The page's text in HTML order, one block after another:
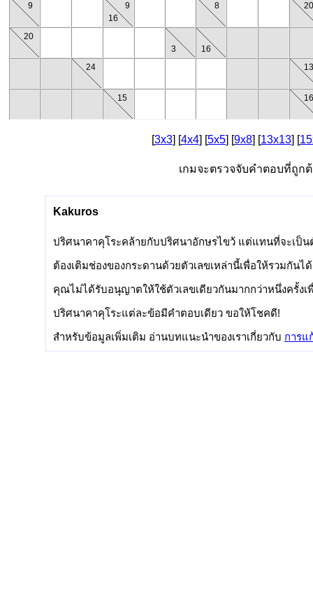
9
9
16
8
20
3
16
24
15
[3x3] [4x4] [5x5] [9x8] [13x13] [
เกมจะตรวจจับคำตอบที่ถู
Kakuros
ปริศนาคาคุโระคล้ายกับปริศนาอักษรไขว้ แต่แทนที่จะเป็น
ต้องเติมช่องของกระดานด้วยตัวเลขเหล่านี้เพื่อให้รวมกันไ
คุณไม่ได้รับอนุญาตให้ใช้ตัวเลขเดียวกันมากกว่าหนึ่งครั้ง
ปริศนาคาคุโระแต่ละข้อมีคำตอบเดียว ขอให้โชคดี!
สำหรับข้อมูลเพิ่มเติม อ่านบทแนะนำของเราเกี่ยวกับ การแ